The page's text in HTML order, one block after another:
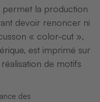
la production
devoir renoncer ni
« color-cut »,
est imprimé sur
de motifs
des